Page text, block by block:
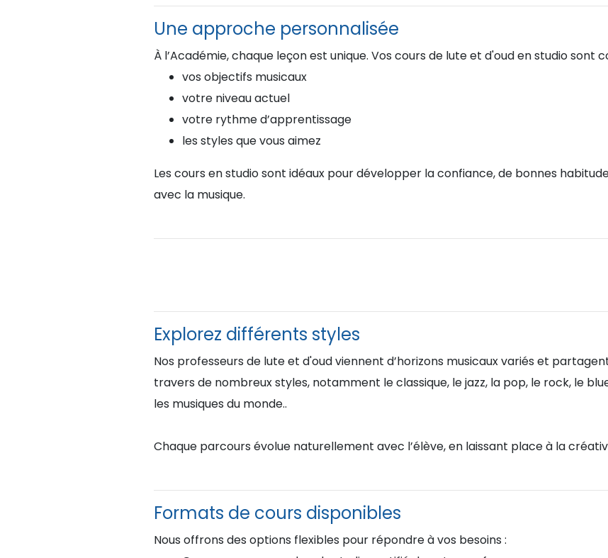
Une approche personnalisée
À l’Académie, chaque leçon est unique. Vos cours de lute et d'oud en studio sont
vos objectifs musicaux
votre niveau actuel
votre rythme d’apprentissage
les styles que vous aimez
Les cours en studio sont idéaux pour développer la confiance, de bonnes
avec la musique.
Explorez différents styles
Nos professeurs de lute et d'oud viennent d’horizons musicaux variés et
travers de nombreux styles, notamment le classique, le jazz, la pop, le rock, le
les musiques du monde..
Chaque parcours évolue naturellement avec l’élève, en laissant place à la
Formats de cours disponibles
Nous offrons des options flexibles pour répondre à vos besoins :